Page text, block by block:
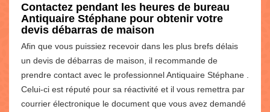
Contactez pendant les heures de bureau
Antiquaire Stéphane pour obtenir votre
devis débarras de maison
Afin que vous puissiez recevoir dans les plus brefs délais
un devis de débarras de maison, il recommande de
prendre contact avec le professionnel Antiquaire Stéphane .
Celui-ci est réputé pour sa réactivité et il vous remettra par
courrier électronique le document que vous avez demandé